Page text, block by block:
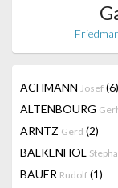
ACHMANN Josef (6)
ALTENBOURG
ARNTZ Gerd (2)
BALKENHOL
BAUER Rudolf (1)